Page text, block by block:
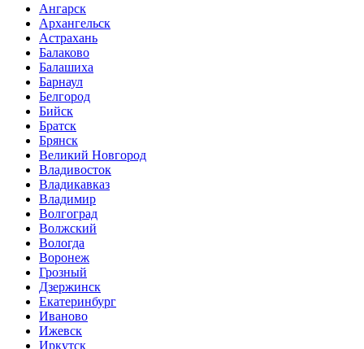
Ангарск
Архангельск
Астрахань
Балаково
Балашиха
Барнаул
Белгород
Бийск
Братск
Брянск
Великий Новгород
Владивосток
Владикавказ
Владимир
Волгоград
Волжский
Вологда
Воронеж
Грозный
Дзержинск
Екатеринбург
Иваново
Ижевск
Иркутск